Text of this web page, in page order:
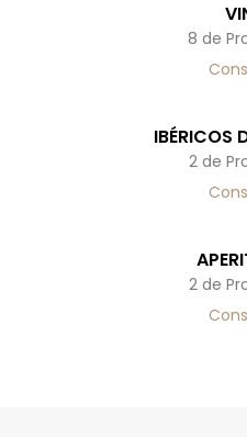
8 de
IBÉRICOS
2 de
2 de